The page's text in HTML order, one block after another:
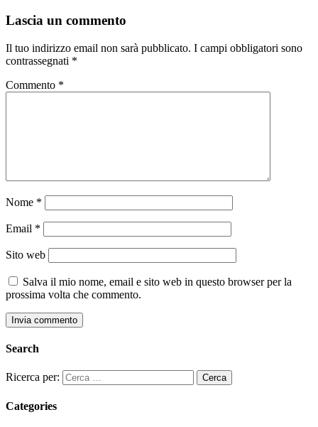
Lascia un commento
Il tuo indirizzo email non sarà pubblicato. I campi obbligatori sono
contrassegnati *
Commento *
Nome *
Email *
Sito web
Salva il mio nome, email e sito web in questo browser per la
prossima volta che commento.
Search
Ricerca per:
Categories